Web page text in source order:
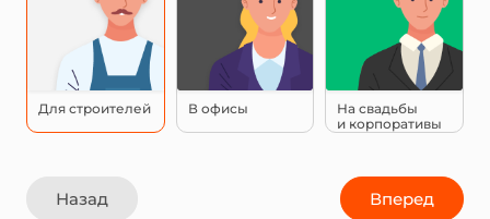
Для строителей В офисы
На свадьбы
и корпоративы
Назад Вперед